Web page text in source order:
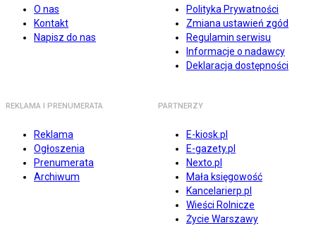
O nas
Kontakt
Napisz do nas
Polityka Prywatności
Zmiana ustawień zgód
Regulamin serwisu
Informacje o nadawcy
Deklaracja dostępności
REKLAMA I PRENUMERATA
Reklama
Ogłoszenia
Prenumerata
Archiwum
PARTNERZY
E-kiosk.pl
E-gazety.pl
Nexto.pl
Mała księgowość
Kancelarierp.pl
Wieści Rolnicze
Życie Warszawy